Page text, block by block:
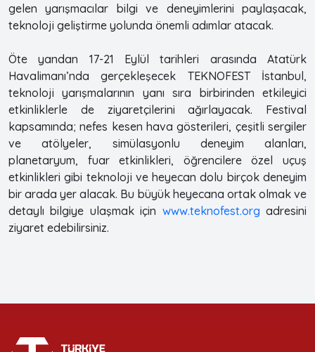
gelen yarışmacılar bilgi ve deneyimlerini paylaşacak,
teknoloji geliştirme yolunda önemli adımlar atacak.
Öte yandan 17-21 Eylül tarihleri arasında Atatürk
Havalimanı’nda gerçekleşecek TEKNOFEST İstanbul,
teknoloji yarışmalarının yanı sıra birbirinden etkileyici
etkinliklerle de ziyaretçilerini ağırlayacak. Festival
kapsamında; nefes kesen hava gösterileri, çeşitli sergiler
ve atölyeler, simülasyonlu deneyim alanları,
planetaryum, fuar etkinlikleri, öğrencilere özel uçuş
etkinlikleri gibi teknoloji ve heyecan dolu birçok deneyim
bir arada yer alacak. Bu büyük heyecana ortak olmak ve
detaylı bilgiye ulaşmak için www.teknofest.org adresini
ziyaret edebilirsiniz.